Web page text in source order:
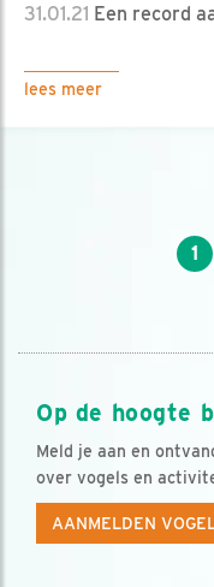
31.01.21 Een record
lees meer
1
Op de hoogte
Meld je aan en
over vogels en
AANMELDEN